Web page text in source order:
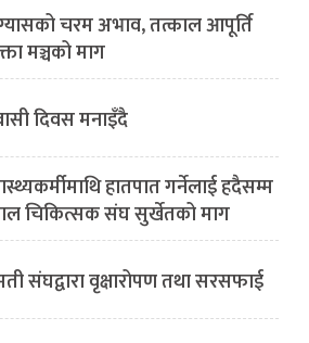
चरम अभाव, तत्काल आपूर्ति
मञ्चको माग
दिवस मनाइँदै
हातपात गर्नेलाई हदैसम्म
चिकित्सक संघ सुर्खेतको माग
संघद्वारा वृक्षारोपण तथा सरसफाई